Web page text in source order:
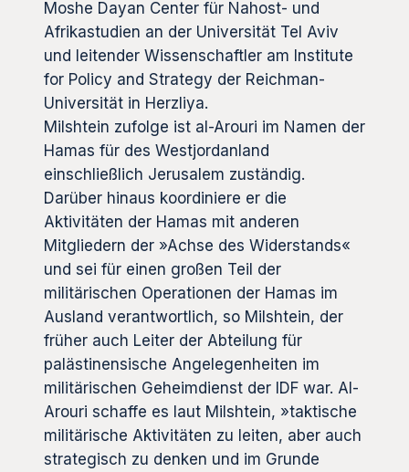
Moshe Dayan Center für Nahost- und
Afrikastudien an der Universität Tel Aviv
und leitender Wissenschaftler am Institute
for Policy and Strategy der Reichman-
Universität in Herzliya.
Milshtein zufolge ist al-Arouri im Namen der
Hamas für des Westjordanland
einschließlich Jerusalem zuständig.
Darüber hinaus koordiniere er die
Aktivitäten der Hamas mit anderen
Mitgliedern der »Achse des Widerstands«
und sei für einen großen Teil der
militärischen Operationen der Hamas im
Ausland verantwortlich, so Milshtein, der
früher auch Leiter der Abteilung für
palästinensische Angelegenheiten im
militärischen Geheimdienst der IDF war. Al-
Arouri schaffe es laut Milshtein, »taktische
militärische Aktivitäten zu leiten, aber auch
strategisch zu denken und im Grunde